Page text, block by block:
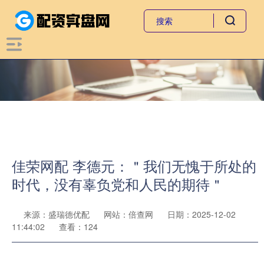
佳荣网配 李德元：＂我们无愧于所处的
时代，没有辜负党和人民的期待＂
来源：盛瑞德优配 网站：倍查网
日期：2025-12-02
11:44:02
查看：124